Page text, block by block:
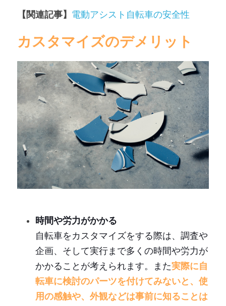
【関連記事】 電動アシスト自転車の安全性
カスタマイズのデメリット
時間や労力がかかる
自転車をカスタマイズをする際は、調査や
企画、そして実行まで多くの時間や労力が
かかることが考えられます。また実際に自
転車に検討のパーツを付けてみないと、使
用の感触や、外観などは事前に知ることは